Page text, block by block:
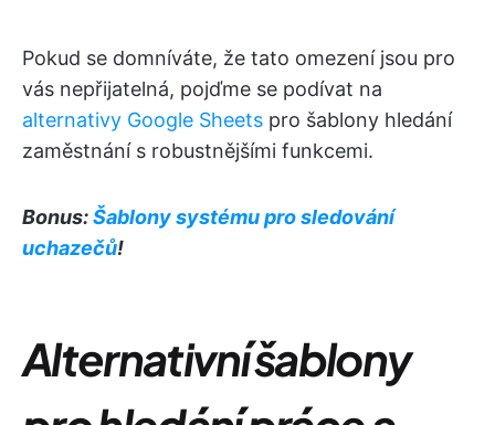
Pokud se domníváte, že tato omezení jsou pro
vás nepřijatelná, pojďme se podívat na
alternativy Google Sheets pro šablony hledání
zaměstnání s robustnějšími funkcemi.
Bonus:Šablony systému pro sledování
uchazečů!
Alternativní šablony